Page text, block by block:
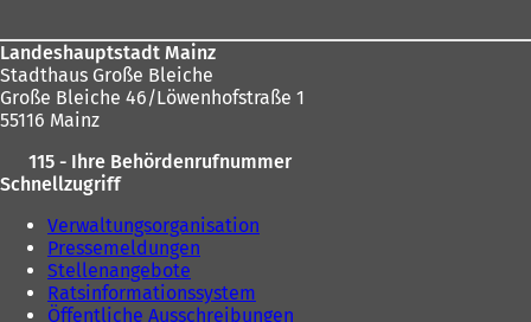
Landeshauptstadt Mainz
Stadthaus Große Bleiche
Große Bleiche 46/Löwenhofstraße 1
55116 Mainz
115 - Ihre Behördenrufnummer
Schnellzugriff
Verwaltungsorganisation
Pressemeldungen
Stellenangebote
Ratsinformationssystem
Öffentliche Ausschreibungen